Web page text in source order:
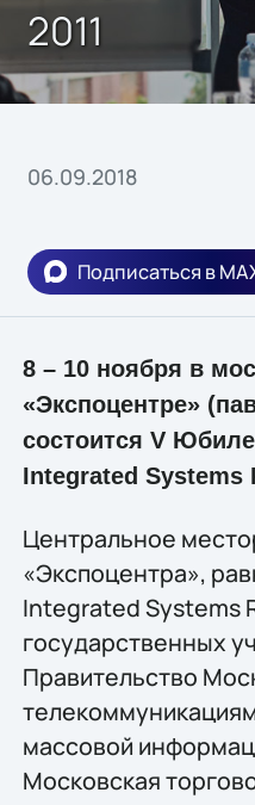
2011
06.09.2018
Подписаться в
8 – 10 ноября в
«Экспоцентре»
состоится V
Integrated Systems
Центральное
«Экспоцентра»,
Integrated Systems
государственных
Правительство
массовой
Московская